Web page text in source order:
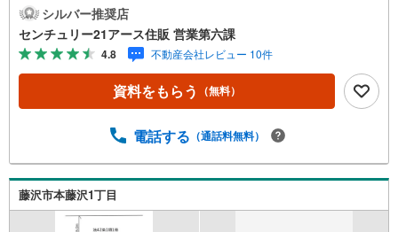
全国約970店舗あるセンチュリー21のお店。その中でも、
アメリカ本部が設ける一定基準を満たした、上位4％しか受
賞できない賞。それが「センチュリオン」です。弊社はそ
のセンチュリオンを2002年から欠かすことなく取り続けて
おります。◆住宅ローン相談会◆お客様にあった無理のな
い住宅ローンの試算やご購入の際に実際かかる諸費用の概
で、しっかりとした資金計画のアドバイスをさせて頂きま
る住宅ローンは優遇金利が0.1％変わるだけで、支払い総額
に大きな変化が生じます。取引の多い弊社は金融機関の特
色、傾向、トレンドを熟知しておりますので、お客様のニ
ーズにあった金融機関をご紹介させて頂きます。
シルバー推奨店
センチュリー21アース住販 営業第六課
4.8 不動産会社レビュー 10件
資料をもらう （無料）
電話する （通話料無料）
藤沢市本藤沢1丁目